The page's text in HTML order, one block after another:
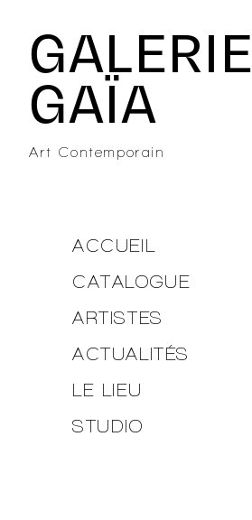
GALERIE
GAÏA
Art Contemporain
ACCUEIL
CATALOGUE
ARTISTES
ACTUALITÉS
LE LIEU
STUDIO